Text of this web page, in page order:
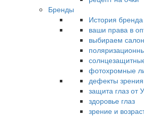
Бренды
История бренда
ваши права в
выбираем
фотохромные
дефекты зрения
защита глаз от
здоровье глаз
зрение и